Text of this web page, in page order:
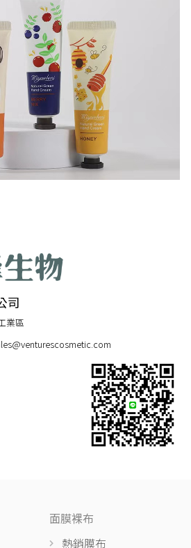
司
業區
面膜裸布
熱銷膜布